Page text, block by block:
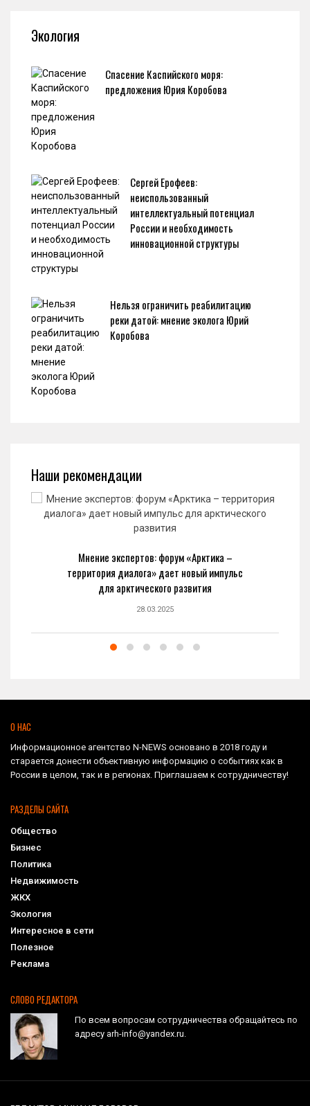
Экология
Спасение Каспийского моря:
предложения Юрия Коробова
Сергей Ерофеев:
неиспользованный
интеллектуальный потенциал
России и необходимость
инновационной структуры
Нельзя ограничить реабилитацию
реки датой: мнение эколога Юрий
Коробова
Наши рекомендации
Мнение экспертов: форум «Арктика –
территория диалога» дает новый импульс
для арктического развития
28.03.2025
О НАС
Информационное агентство N-NEWS основано в 2018 году и
старается донести объективную информацию о событиях как в
России в целом, так и в регионах. Приглашаем к сотрудничеству!
РАЗДЕЛЫ САЙТА
Общество
Бизнес
Политика
Недвижимость
ЖКХ
Экология
Интересное в сети
Полезное
Реклама
СЛОВО РЕДАКТОРА
По всем вопросам сотрудничества обращайтесь по
адресу arh-info@yandex.ru.